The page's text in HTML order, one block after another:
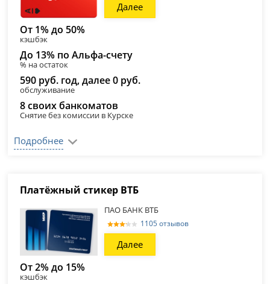
Далее
От 1% до 50%
кэшбэк
До 13% по Альфа-счету
% на остаток
590 руб. год, далее 0 руб.
обслуживание
8 своих банкоматов
Снятие без комиссии в Курске
Подробнее
Платёжный стикер ВТБ
ПАО БАНК ВТБ
1105 отзывов
Далее
От 2% до 15%
кэшбэк